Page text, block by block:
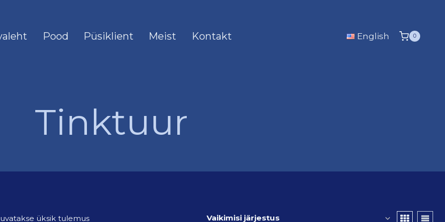
Pood Püsiklient Meist Kontakt English 0
Tinktuur
üksik tulemus